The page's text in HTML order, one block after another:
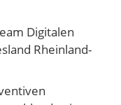
Digitalen
Rheinland-